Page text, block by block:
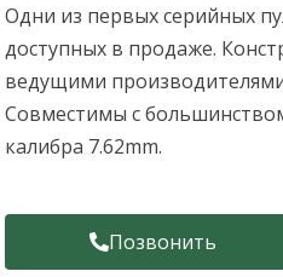
Одни из первых серийных
доступных в продаже.
ведущими
Совместимы с
калибра 7.62mm.
Позвонить